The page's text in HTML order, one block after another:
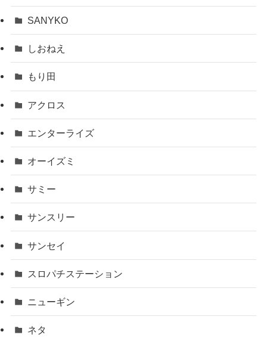
SANYKO
しおねえ
もり田
アクロス
エンターライズ
オーイズミ
サミー
サンスリー
サンセイ
スロパチステーション
ニューギン
ネタ